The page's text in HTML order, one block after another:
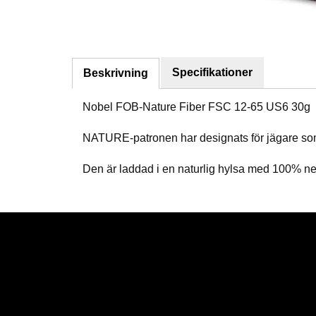
Beskrivning Specifikationer
Nobel FOB-Nature Fiber FSC 12-65 US6 30g
NATURE-patronen har designats för jägare
Den är laddad i en naturlig hylsa med 100%